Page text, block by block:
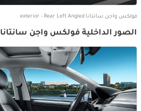
فولكس واجن سانتانا exterior - Rear Left Angled
الصور الداخلية فولكس واجن سانتانا